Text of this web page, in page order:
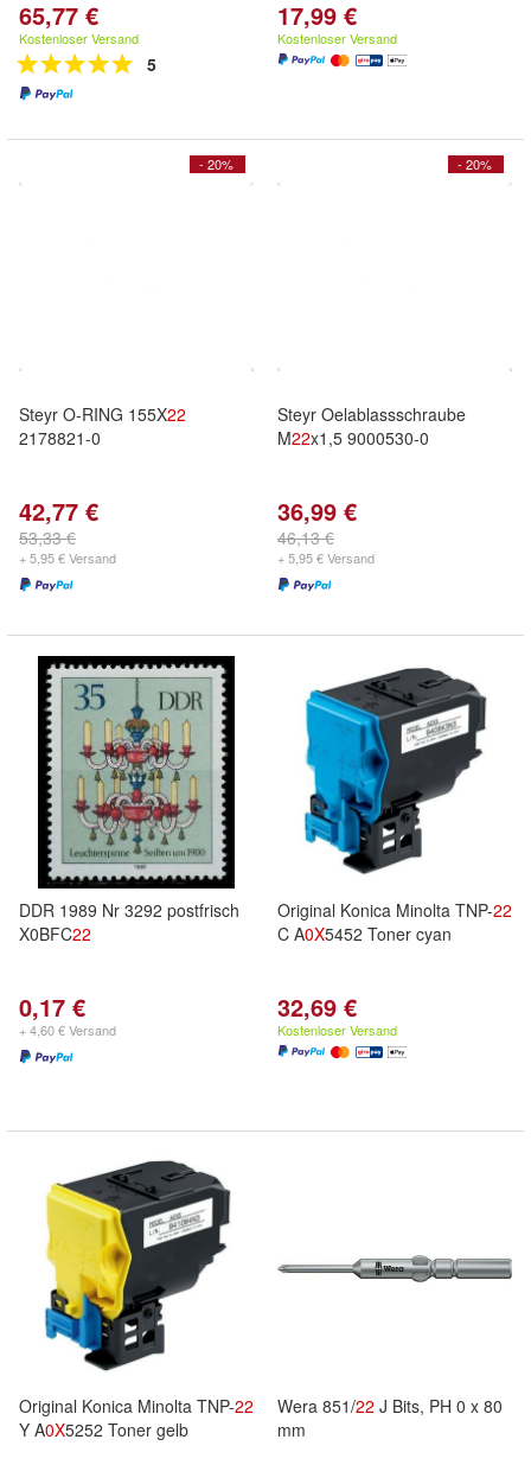
65,77 €
Kostenloser Versand
5
17,99 €
Kostenloser Versand
- 20%
Steyr O-RING 155X22
2178821-0
42,77 €
53,33 €
+ 5,95 € Versand
- 20%
Steyr Oelablassschraube
M22x1,5 9000530-0
36,99 €
46,13 €
+ 5,95 € Versand
DDR 1989 Nr 3292 postfrisch
X0BFC22
0,17 €
+ 4,60 € Versand
Original Konica Minolta TNP-22
C A0X5452 Toner cyan
32,69 €
Kostenloser Versand
Original Konica Minolta TNP-22
Y A0X5252 Toner gelb
Wera 851/22 J Bits, PH 0 x 80
mm